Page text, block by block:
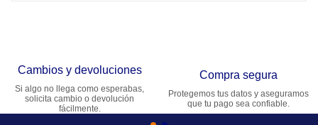
Cambios y devoluciones
Si algo no llega como esperabas,
solicita cambio o devolución
fácilmente.
Compra segura
Protegemos tus datos y aseguramos
que tu pago sea confiable.